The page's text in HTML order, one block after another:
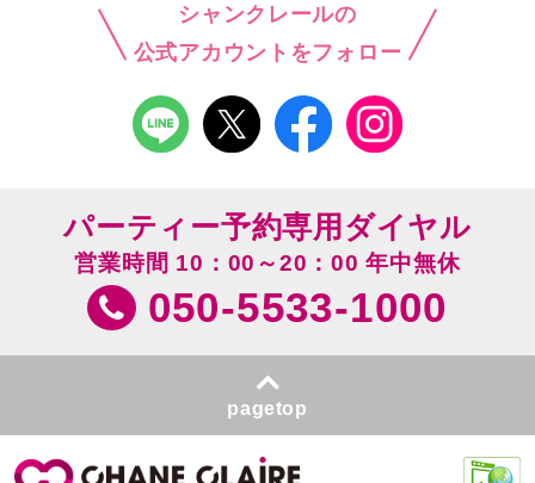
シャンクレールの
公式アカウントをフォロー
パーティー予約専用ダイヤル
営業時間 10：00～20：00 年中無休
050-5533-1000
pagetop